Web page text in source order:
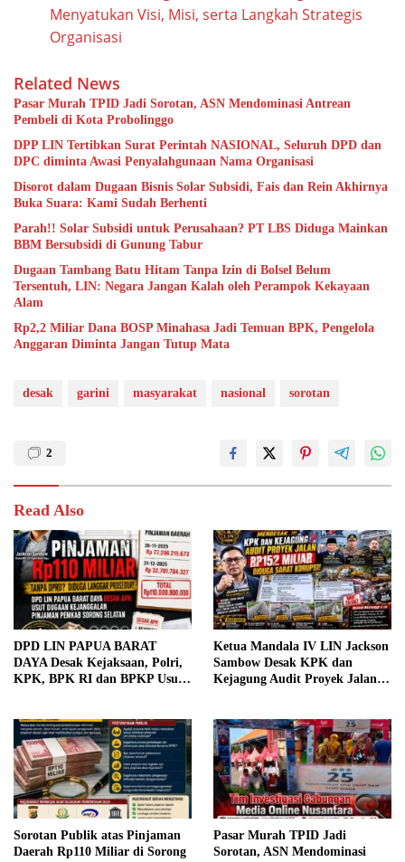
Menyatukan Visi, Misi, serta Langkah Strategis
Organisasi
Related News
Pasar Murah TPID Jadi Sorotan, ASN Mendominasi Antrean
Pembeli di Kota Probolinggo
DPP LIN Tertibkan Surat Perintah NASIONAL, Seluruh DPD dan
DPC diminta Awasi Penyalahgunaan Nama Organisasi
Disorot dalam Dugaan Bisnis Solar Subsidi, Fais dan Rein Akhirnya
Buka Suara: Kami Sudah Berhenti
Parah!! Solar Subsidi untuk Perusahaan? PT LBS Diduga Mainkan
BBM Bersubsidi di Gunung Tabur
Dugaan Tambang Batu Hitam Tanpa Izin di Bolsel Belum
Tersentuh, LIN: Negara Jangan Kalah oleh Perampok Kekayaan
Alam
Rp2,2 Miliar Dana BOSP Minahasa Jadi Temuan BPK, Pengelola
Anggaran Diminta Jangan Tutup Mata
desak garini masyarakat nasional sorotan
2
Read Also
DPD LIN PAPUA BARAT
DAYA Desak Kejaksaan, Polri,
KPK, BPK RI dan BPKP Usut
Selatan; Dugaan Libatkan
Empat Petinggi, APH Diminta
Bertindak Tegas.
Ketua Mandala IV LIN Jackson
Sambow Desak KPK dan
Kejagung Audit Proyek Jalan
Terkait Jika Terbukti Bersalah.
Sorotan Publik atas Pinjaman
Daerah Rp110 Miliar di Sorong
Pasar Murah TPID Jadi
Sorotan, ASN Mendominasi